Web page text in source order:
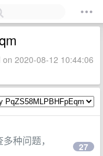
2020-08-12 10:44:06
种问题，
27